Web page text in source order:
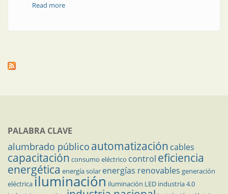
Read moreabout De la teoría a la práctica: cómo debatir sobre
PALABRA CLAVE
alumbrado público automatización cables
capacitación consumo eléctrico control eficiencia
energética energía solar energías renovables generación
eléctricailuminación iluminación LED industria 4.0